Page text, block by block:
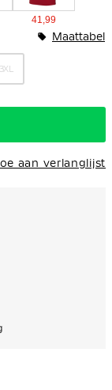
41,99
3XL
Maattabel
aan verlanglijst